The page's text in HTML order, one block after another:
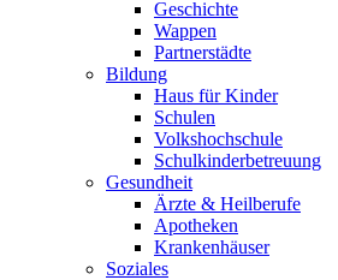
Geschichte
Wappen
Partnerstädte
Bildung
Haus für Kinder
Schulen
Volkshochschule
Schulkinderbetreuung
Gesundheit
Ärzte & Heilberufe
Apotheken
Krankenhäuser
Soziales